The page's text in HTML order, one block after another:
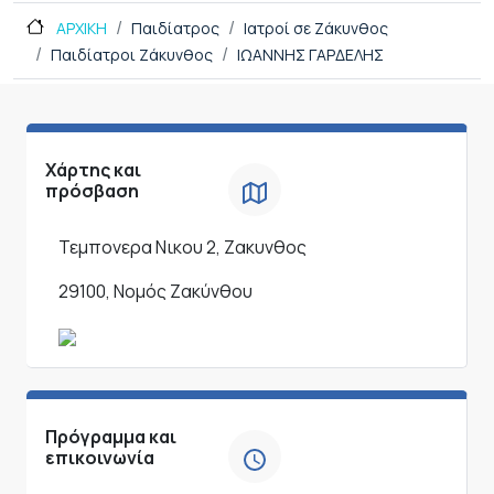
ΑΡΧΙΚΗ Παιδίατρος
Ιατροί σε Ζάκυνθος
Παιδίατροι Ζάκυνθος
ΙΩΑΝΝΗΣ ΓΑΡΔΕΛΗΣ
Χάρτης και
πρόσβαση
Τεμπονερα Νικου 2, Ζακυνθος
29100, Νομός Ζακύνθου
Πρόγραμμα και
επικοινωνία